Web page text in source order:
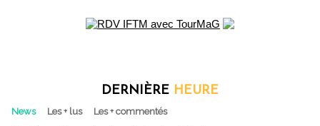
DERNIÈRE HEURE
News Les + lus Les + commentés